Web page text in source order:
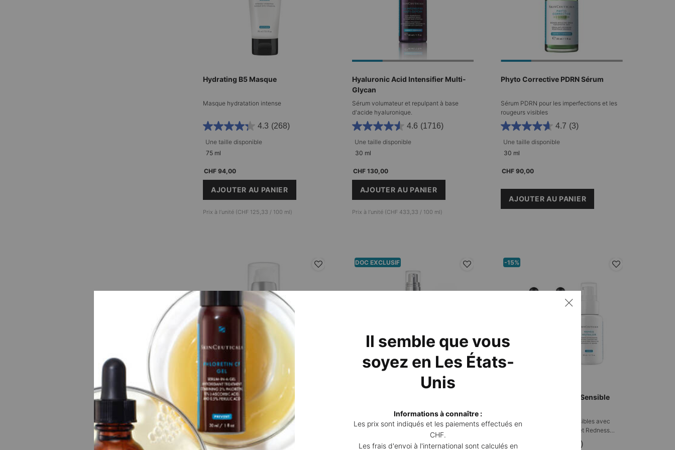
Hydrating B5 Masque
Masque hydratation intense
4.3 (268)
Une taille disponible​
75 ml
CHF 94,00
AJOUTER AU PANIER
HYDRATING B5 MASQUE
Prix à l’unité (CHF 125,33 / 100 ml)
Hyaluronic Acid Intensifier Multi-
Glycan
Sérum volumateur et repulpant à base
d'acide hyaluronique.
4.6 (1716)
Une taille disponible​
30 ml
CHF 130,00
AJOUTER AU PANIER
HYALURONIC ACID INTENSIFIER MULTI-GLYCAN
Prix à l’unité (CHF 433,33 / 100 ml)
Phyto Corrective PDRN Sérum
Sérum PDRN pour les imperfections et les
rougeurs visibles
4.7 (3)
Une taille disponible​
30 ml
CHF 90,00
AJOUTER AU PANIER
PHYTO CORRECTIVE PDRN
Phyto A+ Brightening Treatment
Correcteur hydratant quotidien pour unifier
le teint, restaurer l'éclat et affiner le grain
de peau.
4.0
DOC EXCLUSIF
Brume apaisante et hydratante
3.9 (480)
-15%
Routine des soin: Peau Sensible
Routine de soins Peaux Sensibles avec
Serum 10, Phyto Corrective et Redness
(24)
Il semble que vous
soyez en Les États-
Unis
Informations à connaître :
Les prix sont indiqués et les paiements effectués en
CHF.
Les frais d'envoi à l'international sont calculés en